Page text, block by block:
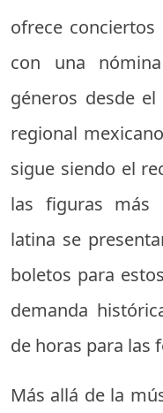
ofrece
con una
géneros desde
regional
sigue siendo el
las figuras más
latina se
boletos para
demanda
de horas para las
Más allá de la